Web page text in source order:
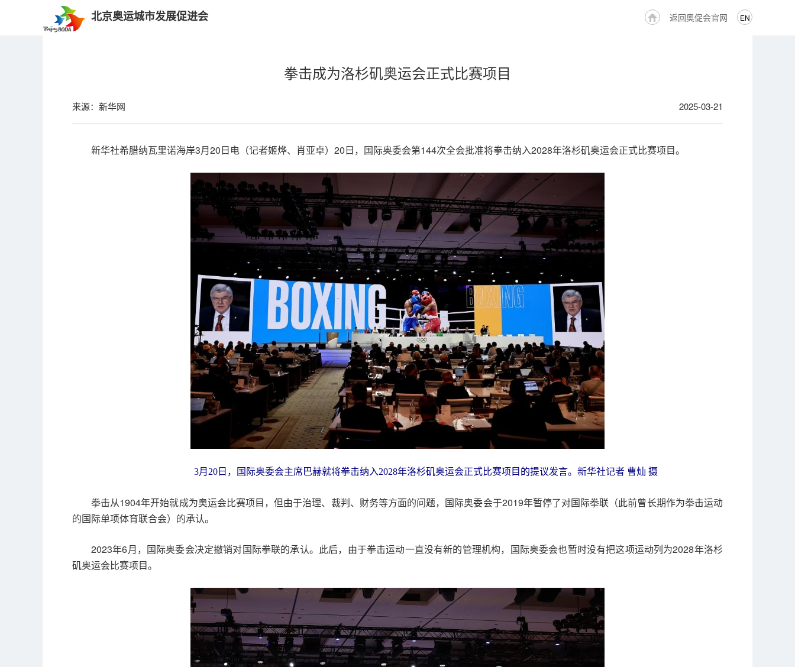
北京奥运城市发展促进会 EN
返回奥促会官网
拳击成为洛杉矶奥运会正式比赛项目
来源：新华网 2025-03-21
新华社希腊纳瓦里诺海岸3月20日电（记者姬烨、肖亚卓）20日，国际奥委会第144次全会批准将拳击纳入2028年洛杉矶奥运会正式比赛项目。
3月20日，国际奥委会主席巴赫就将拳击纳入2028年洛杉矶奥运会正式比赛项目的提议发言。新华社记者 曹灿 摄
拳击从1904年开始就成为奥运会比赛项目，但由于治理、裁判、财务等方面的问题，国际奥委会于2019年暂停了对国际拳联（此前曾长期作为拳击运动
的国际单项体育联合会）的承认。
2023年6月，国际奥委会决定撤销对国际拳联的承认。此后，由于拳击运动一直没有新的管理机构，国际奥委会也暂时没有把这项运动列为2028年洛杉
矶奥运会比赛项目。